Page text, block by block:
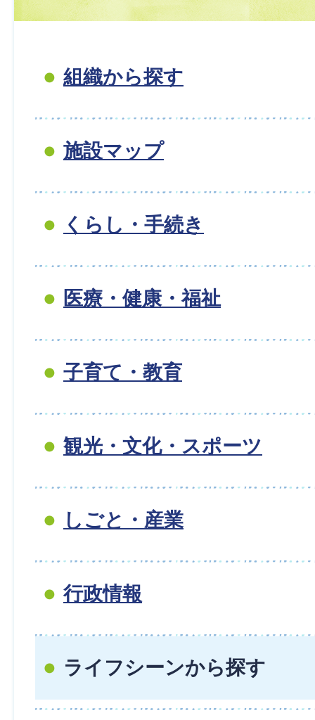
組織から探す
施設マップ
くらし・手続き
医療・健康・福祉
子育て・教育
観光・文化・スポーツ
しごと・産業
行政情報
ライフシーンから探す